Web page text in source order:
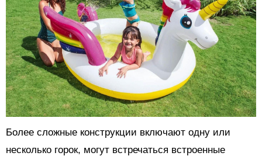
Более сложные конструкции включают одну или
несколько горок, могут встречаться встроенные